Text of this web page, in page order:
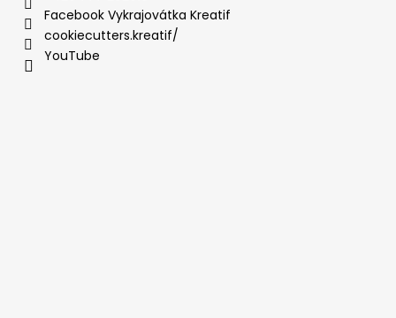
Facebook Vykrajovátka Kreatif
cookiecutters.kreatif/
YouTube